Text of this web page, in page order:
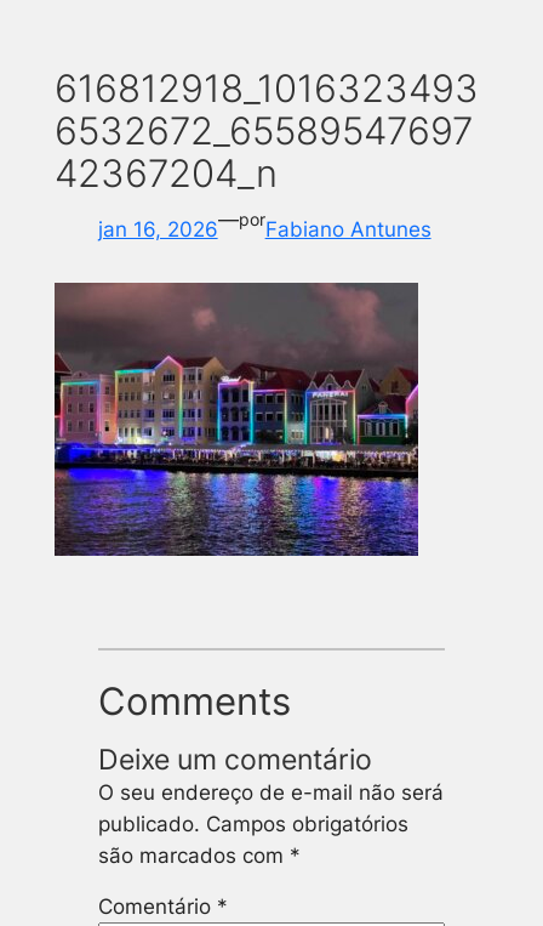
616812918_1016323493
6532672_65589547697
42367204_n
jan 16, 2026—porFabiano Antunes
Comments
Deixe um comentário
O seu endereço de e-mail não será
publicado. Campos obrigatórios
são marcados com *
Comentário *